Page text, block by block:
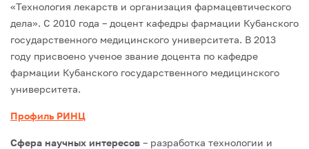
«Технология лекарств и организация фармацевтического
дела». С 2010 года – доцент кафедры фармации Кубанского
государственного медицинского университета. В 2013
году присвоено ученое звание доцента по кафедре
фармации Кубанского государственного медицинского
университета.
Профиль РИНЦ
Сфера научных интересов – разработка технологии и